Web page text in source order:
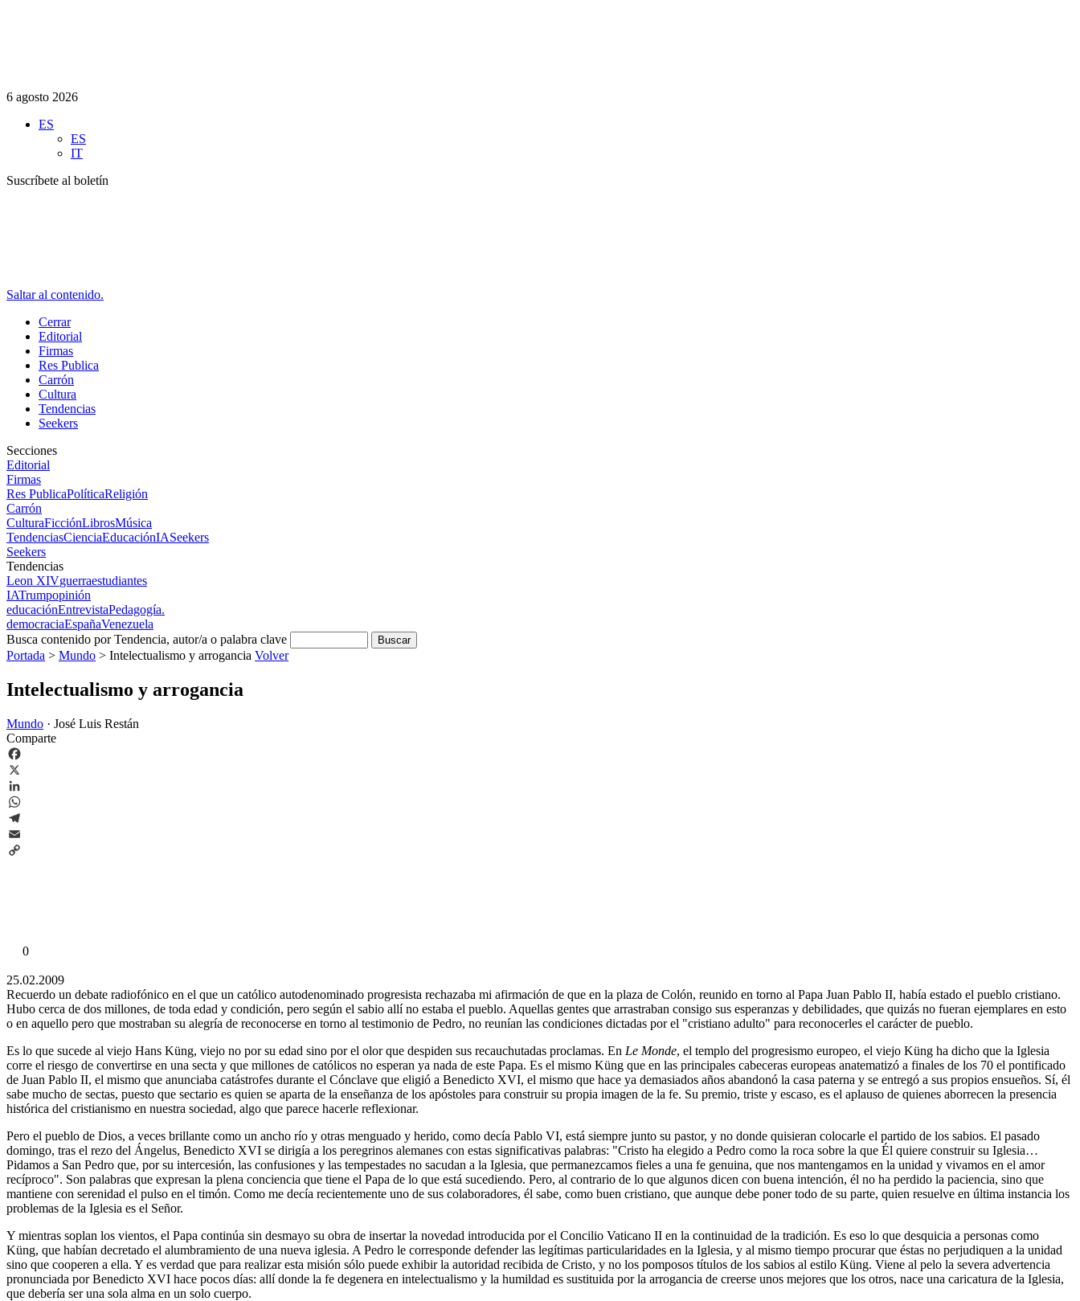
6 agosto 2026
ES
ES
IT
Suscríbete al boletín
Saltar al contenido.
Cerrar
Editorial
Firmas
Res Publica
Carrón
Cultura
Tendencias
Seekers
Secciones
Editorial
Firmas
Res PublicaPolíticaReligión
Carrón
CulturaFicciónLibrosMúsica
TendenciasCienciaEducaciónIASeekers
Seekers
Tendencias
Leon XIVguerraestudiantes
IATrumpopinión
educaciónEntrevistaPedagogía.
democraciaEspañaVenezuela
Busca contenido por Tendencia, autor/a o palabra clave
Portada > Mundo > Intelectualismo y arrogancia Volver
Intelectualismo y arrogancia
Mundo · José Luis Restán
Comparte
Facebook
X
LinkedIn
WhatsApp
Telegram
Email
0
25.02.2009
Recuerdo un debate radiofónico en el que un católico autodenominado progresista rechazaba mi afirmación de que en la plaza de Colón, reunido en torno al Papa Juan Pablo II, había estado el pueblo cristiano.
Hubo cerca de dos millones, de toda edad y condición, pero según el sabio allí no estaba el pueblo. Aquellas gentes que arrastraban consigo sus esperanzas y debilidades, que quizás no fueran ejemplares en esto
o en aquello pero que mostraban su alegría de reconocerse en torno al testimonio de Pedro, no reunían las condiciones dictadas por el "cristiano adulto" para reconocerles el carácter de pueblo.
Es lo que sucede al viejo Hans Küng, viejo no por su edad sino por el olor que despiden sus recauchutadas proclamas. En Le Monde, el templo del progresismo europeo, el viejo Küng ha dicho que la Iglesia
corre el riesgo de convertirse en una secta y que millones de católicos no esperan ya nada de este Papa. Es el mismo Küng que en las principales cabeceras europeas anatematizó a finales de los 70 el pontificado
de Juan Pablo II, el mismo que anunciaba catástrofes durante el Cónclave que eligió a Benedicto XVI, el mismo que hace ya demasiados años abandonó la casa paterna y se entregó a sus propios ensueños. Sí, él
sabe mucho de sectas, puesto que sectario es quien se aparta de la enseñanza de los apóstoles para construir su propia imagen de la fe. Su premio, triste y escaso, es el aplauso de quienes aborrecen la presencia
histórica del cristianismo en nuestra sociedad, algo que parece hacerle reflexionar.
Pero el pueblo de Dios, a veces brillante como un ancho río y otras menguado y herido, como decía Pablo VI, está siempre junto su pastor, y no donde quisieran colocarle el partido de los sabios. El pasado
domingo, tras el rezo del Ángelus, Benedicto XVI se dirigía a los peregrinos alemanes con estas significativas palabras: "Cristo ha elegido a Pedro como la roca sobre la que Él quiere construir su Iglesia…
Pidamos a San Pedro que, por su intercesión, las confusiones y las tempestades no sacudan a la Iglesia, que permanezcamos fieles a una fe genuina, que nos mantengamos en la unidad y vivamos en el amor
recíproco". Son palabras que expresan la plena conciencia que tiene el Papa de lo que está sucediendo. Pero, al contrario de lo que algunos dicen con buena intención, él no ha perdido la paciencia, sino que
mantiene con serenidad el pulso en el timón. Como me decía recientemente uno de sus colaboradores, él sabe, como buen cristiano, que aunque debe poner todo de su parte, quien resuelve en última instancia los
problemas de la Iglesia es el Señor.
Y mientras soplan los vientos, el Papa continúa sin desmayo su obra de insertar la novedad introducida por el Concilio Vaticano II en la continuidad de la tradición. Es eso lo que desquicia a personas como
Küng, que habían decretado el alumbramiento de una nueva iglesia. A Pedro le corresponde defender las legítimas particularidades en la Iglesia, y al mismo tiempo procurar que éstas no perjudiquen a la unidad
sino que cooperen a ella. Y es verdad que para realizar esta misión sólo puede exhibir la autoridad recibida de Cristo, y no los pomposos títulos de los sabios al estilo Küng. Viene al pelo la severa advertencia
pronunciada por Benedicto XVI hace pocos días: allí donde la fe degenera en intelectualismo y la humildad es sustituida por la arrogancia de creerse unos mejores que los otros, nace una caricatura de la Iglesia,
que debería ser una sola alma en un solo cuerpo.